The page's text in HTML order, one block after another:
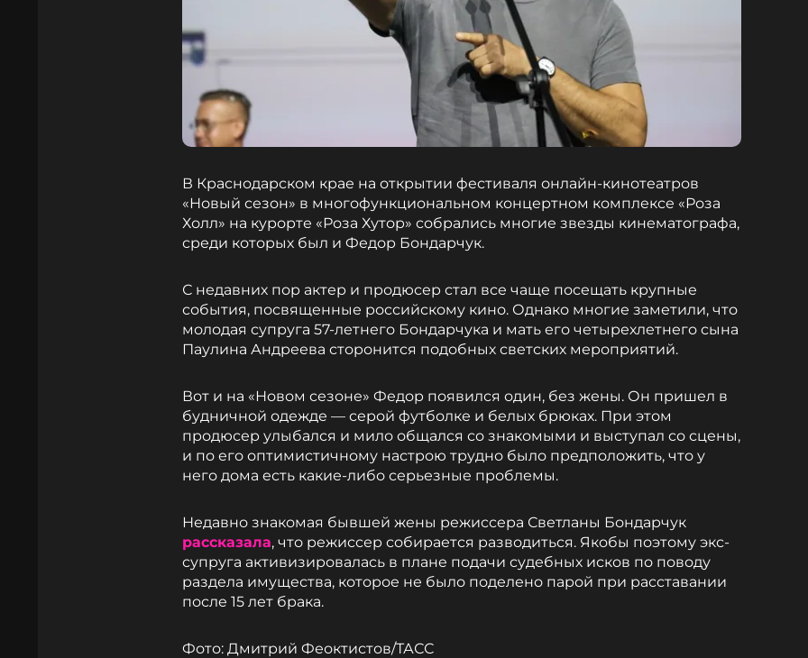
В Краснодарском крае на открытии фестиваля онлайн-кинотеатров
«Новый сезон» в многофункциональном концертном комплексе «Роза
Холл» на курорте «Роза Хутор» собрались многие звезды кинематографа,
среди которых был и Федор Бондарчук.
С недавних пор актер и продюсер стал все чаще посещать крупные
события, посвященные российскому кино. Однако многие заметили, что
молодая супруга 57-летнего Бондарчука и мать его четырехлетнего сына
Паулина Андреева сторонится подобных светских мероприятий.
Вот и на «Новом сезоне» Федор появился один, без жены. Он пришел в
будничной одежде — серой футболке и белых брюках. При этом
продюсер улыбался и мило общался со знакомыми и выступал со сцены,
и по его оптимистичному настрою трудно было предположить, что у
него дома есть какие-либо серьезные проблемы.
Недавно знакомая бывшей жены режиссера Светланы Бондарчук
рассказала, что режиссер собирается разводиться. Якобы поэтому экс-
супруга активизировалась в плане подачи судебных исков по поводу
раздела имущества, которое не было поделено парой при расставании
после 15 лет брака.
Фото: Дмитрий Феоктистов/ТАСС